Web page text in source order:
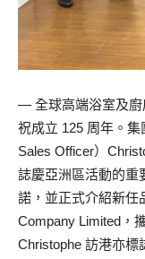
— 全球高端浴室及廚
祝成立 125 周年。
Sales Officer）
誌慶亞洲區活動的重
諾，並正式介紹新任
Company Limited，
Christophe 訪港亦標